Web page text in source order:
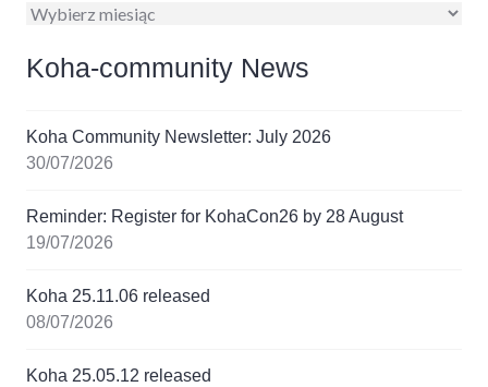
Archiwum
Koha-community News
Koha Community Newsletter: July 2026
30/07/2026
Reminder: Register for KohaCon26 by 28 August
19/07/2026
Koha 25.11.06 released
08/07/2026
Koha 25.05.12 released